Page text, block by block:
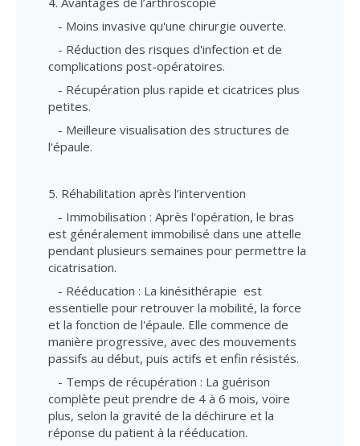
- Moins invasive qu'une chirurgie ouverte.
- Réduction des risques d'infection et de
complications post-opératoires.
- Récupération plus rapide et cicatrices plus
petites.
- Meilleure visualisation des structures de
l'épaule.
5. Réhabilitation après l’intervention
- Immobilisation : Après l'opération, le bras
est généralement immobilisé dans une attelle
pendant plusieurs semaines pour permettre la
cicatrisation.
- Rééducation : La kinésithérapie est
essentielle pour retrouver la mobilité, la force
et la fonction de l'épaule. Elle commence de
manière progressive, avec des mouvements
passifs au début, puis actifs et enfin résistés.
- Temps de récupération : La guérison
complète peut prendre de 4 à 6 mois, voire
plus, selon la gravité de la déchirure et la
réponse du patient à la rééducation.